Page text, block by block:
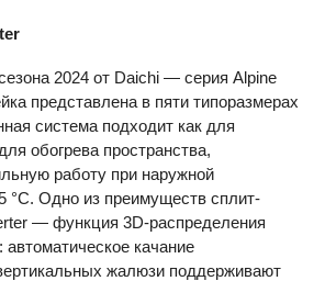
2024 от Daichi — серия Alpine
представлена в пяти типоразмерах
система подходит как для
обогрева пространства,
работу при наружной
°C. Одно из преимуществ сплит-
— функция 3D-распределения
автоматическое качание
жалюзи поддерживают